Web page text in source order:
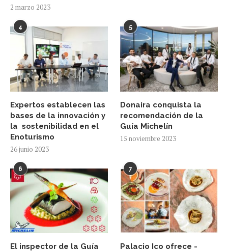
2 marzo 2023
4
Expertos establecen las
bases de la innovación y
la sostenibilidad en el
Enoturismo
26 junio 2023
5
Donaira conquista la
recomendación de la
Guía Michelín
15 noviembre 2023
6
El inspector de la Guía
7
Palacio Ico ofrece -